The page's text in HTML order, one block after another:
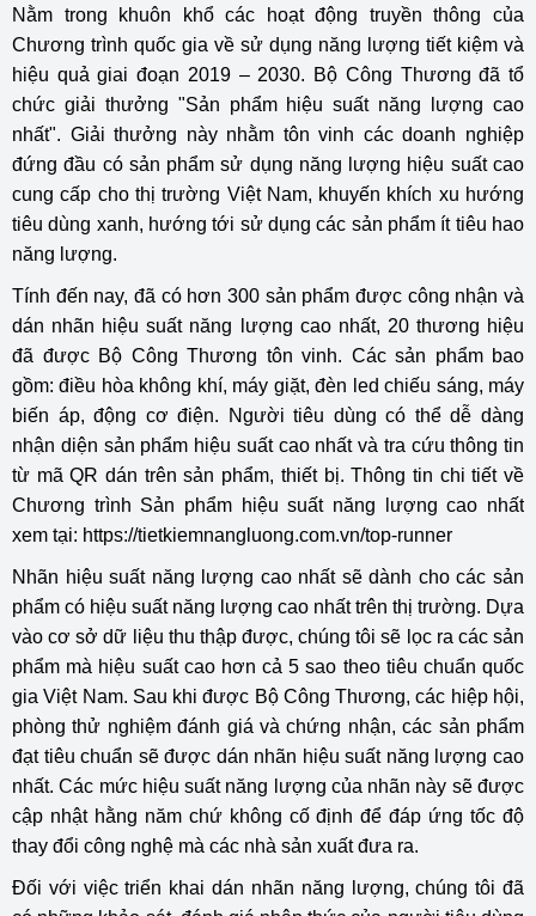
Nằm trong khuôn khổ các hoạt động truyền thông của
Chương trình quốc gia về sử dụng năng lượng tiết kiệm và
hiệu quả giai đoạn 2019 – 2030. Bộ Công Thương đã tổ
chức giải thưởng "Sản phẩm hiệu suất năng lượng cao
nhất". Giải thưởng này nhằm tôn vinh các doanh nghiệp
đứng đầu có sản phẩm sử dụng năng lượng hiệu suất cao
cung cấp cho thị trường Việt Nam, khuyến khích xu hướng
tiêu dùng xanh, hướng tới sử dụng các sản phẩm ít tiêu hao
năng lượng.
Tính đến nay, đã có hơn 300 sản phẩm được công nhận và
dán nhãn hiệu suất năng lượng cao nhất, 20 thương hiệu
đã được Bộ Công Thương tôn vinh. Các sản phẩm bao
gồm: điều hòa không khí, máy giặt, đèn led chiếu sáng, máy
biến áp, động cơ điện.
Người tiêu dùng có thể dễ dàng
nhận diện sản phẩm hiệu suất cao nhất và tra cứu thông tin
từ mã QR dán trên sản phẩm, thiết bị.Thông tin chi tiết về
Chương trình Sản phẩm hiệu suất năng lượng cao nhất
xem tại: https://tietkiemnangluong.com.vn/top-runner
Nhãn hiệu suất năng lượng cao nhất sẽ dành cho các sản
phẩm có hiệu suất năng lượng cao nhất trên thị trường. Dựa
vào cơ sở dữ liệu thu thập được, chúng tôi sẽ lọc ra các sản
phẩm mà hiệu suất cao hơn cả 5 sao theo tiêu chuẩn quốc
gia Việt Nam. Sau khi được Bộ Công Thương, các hiệp hội,
phòng thử nghiệm đánh giá và chứng nhận, các sản phẩm
đạt tiêu chuẩn sẽ được dán nhãn hiệu suất năng lượng cao
nhất. Các mức hiệu suất năng lượng của nhãn này sẽ được
cập nhật hằng năm chứ không cố định để đáp ứng tốc độ
thay đổi công nghệ mà các nhà sản xuất đưa ra.
Đối với việc triển khai dán nhãn năng lượng, chúng tôi đã